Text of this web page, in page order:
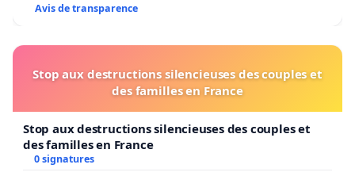
Avis de transparence
Stop aux destructions silencieuses des couples et
des familles en France
Stop aux destructions silencieuses des couples et
des familles en France
0 signatures